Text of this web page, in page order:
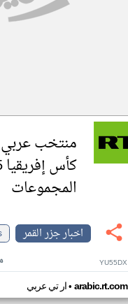
منتخب
المجموعات
اخبار جزر القمر
YU55DX
ار تي عربي• arabic.rt.com